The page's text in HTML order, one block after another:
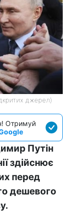
джерел)
Отримуй
Путін
здійснює
перед
дешевого